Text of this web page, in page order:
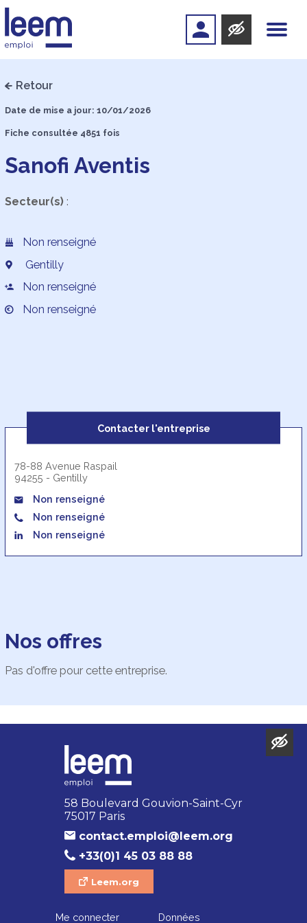
Retour
Date de mise a jour: 10/01/2026
Fiche consultée 4851 fois
Sanofi Aventis
Secteur(s):
Non renseigné
Gentilly
Non renseigné
Non renseigné
Contacter l'entreprise
78-88 Avenue Raspail
94255 - Gentilly
Non renseigné
Non renseigné
Non renseigné
Nos offres
Pas d'offre pour cette entreprise.
58 Boulevard Gouvion-Saint-Cyr
75017 Paris
contact.emploi@leem.org
+33(0)1 45 03 88 88
Leem.org
Me connecter Données